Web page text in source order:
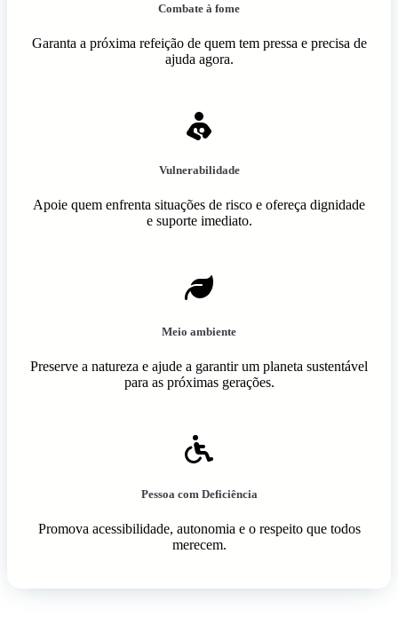
Combate à fome
Garanta a próxima refeição de quem tem pressa e precisa de
ajuda agora.
Vulnerabilidade
Apoie quem enfrenta situações de risco e ofereça dignidade
e suporte imediato.
Meio ambiente
Preserve a natureza e ajude a garantir um planeta sustentável
para as próximas gerações.
Pessoa com Deficiência
Promova acessibilidade, autonomia e o respeito que todos
merecem.